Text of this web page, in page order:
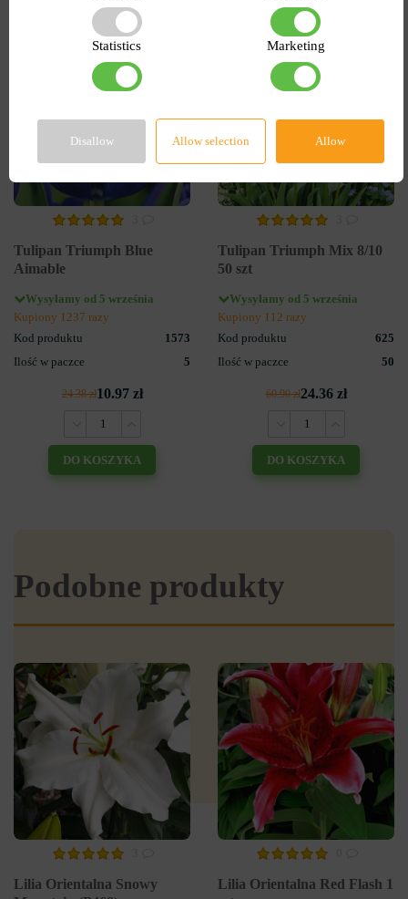
Tulipan Triumph Blue
Aimable
Wysyłamy od 5 września
Kupiony 1237 razy
Kod produktu
1573
Ilość w paczce
5
24.38 zł10.97 zł
DO KOSZYKA
Tulipan Triumph Mix 8/10
50 szt
Wysyłamy od 5 września
Kupiony 112 razy
Kod produktu
625
Ilość w paczce
50
60.90 zł24.36 zł
DO KOSZYKA
Podobne produkty
Lilia Orientalna Snowy
Lilia Orientalna Red Flash 1
Statistics Marketing
Disallow Allow selection Allow